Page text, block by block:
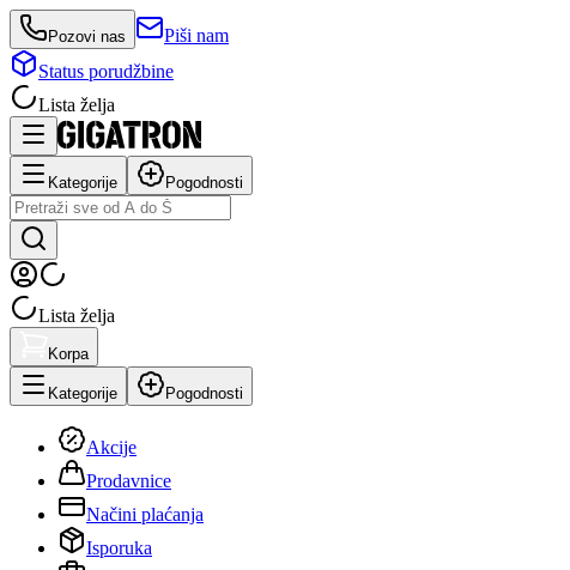
Pozovi nas
Piši nam
Status porudžbine
Lista želja
Kategorije Pogodnosti
Lista želja
Korpa
Kategorije Pogodnosti
Akcije
Prodavnice
Načini plaćanja
Isporuka